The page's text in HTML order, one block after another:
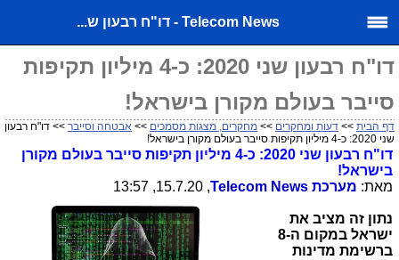
Telecom News - דו"ח רבעון ש...
דו"ח רבעון שני 2020: כ-4 מיליון תקיפות
סייבר בעולם מקורן בישראל!
דף הבית >> דעות ומחקרים >> מחקרים, מצגות מסמכים >> אבטחה וסייבר >> דו"ח רבעון
שני 2020: כ-4 מיליון תקיפות סייבר בעולם מקורן בישראל!
דו"ח רבעון שני 2020: כ-4 מיליון תקיפות סייבר בעולם מקורן
בישראל!
מאת: מערכת Telecom News
, 15.7.20, 13:57
נתון זה מציב את
ישראל במקום ה-8
ברשימת מדינות